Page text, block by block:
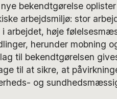
nye bekendtgørelse
arbejdsmiljø: stor
i arbejdet, høje
herunder mobning
til bekendtgørelsen
til at sikre, at
og